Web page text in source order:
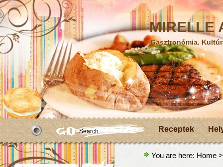
MIRELLE
Gasztronómia.
Receptek
You are here: Home